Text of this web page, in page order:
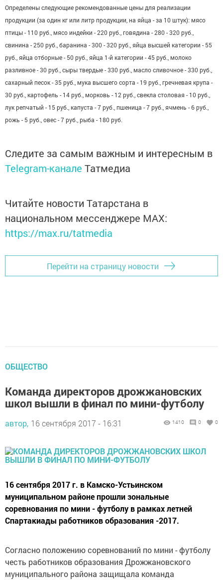
Определены следующие рекомендованные цены для реализации
продукции (за один кг или литр продукции, на яйца - за 10 штук): мясо
птицы - 110 руб., мясо индейки - 220 руб., говядина - 280 - 320 руб.,
свинина - 250 руб., баранина - 300 - 320 руб., яйца высшей категории - 55
руб., яйца отборные - 50 руб., яйца 1-й категории - 45 руб., молоко
разливное - 30 руб., сыры твердые - 330 руб., масло сливочное - 330 руб.,
сахарный песок - 35 руб., мука высшего сорта - 19 руб., гречневая крупа -
30 руб., картофель - 14 руб., морковь - 12 руб., свекла столовая - 10 руб.,
лук репчатый - 15 руб., капуста - 7 руб., пшеница - 7 руб., ячмень - 6 руб.,
рожь - 5 руб., овес - 7 руб., рыба - 180 руб.
Следите за самым важным и интересным в
Telegram-канале Татмедиа
Читайте новости Татарстана в
национальном мессенджере MАХ:
https://max.ru/tatmedia
Перейти на страницу новости
ОБЩЕСТВО
Команда директоров дрожжановских
школ вышли в финал по мини-футболу
автор, 16 сентября 2017 - 16:31 1410 0 0
16 сентября 2017 г. в Камско-Устьинском
муниципальном районе прошли зональные
соревнования по мини - футболу в рамках летней
Спартакиады работников образования -2017.
Согласно положению соревнований по мини - футболу
честь работников образования Дрожжановского
муниципального района защищала команда